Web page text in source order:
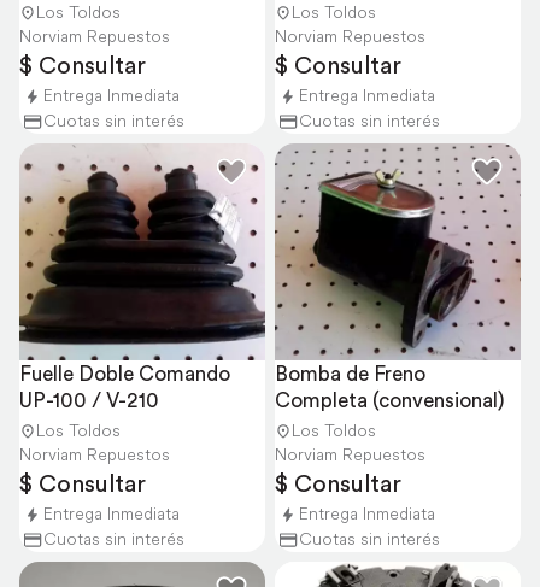
Los Toldos
Norviam Repuestos
$ Consultar
Entrega Inmediata
Cuotas sin interés
Los Toldos
Norviam Repuestos
$ Consultar
Entrega Inmediata
Cuotas sin interés
Fuelle Doble Comando
UP-100 / V-210
Los Toldos
Norviam Repuestos
$ Consultar
Entrega Inmediata
Cuotas sin interés
Bomba de Freno
Completa (convensional)
Los Toldos
Norviam Repuestos
$ Consultar
Entrega Inmediata
Cuotas sin interés